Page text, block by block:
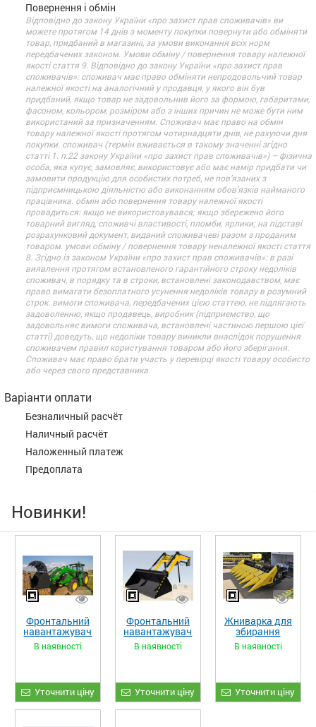
Повернення і обмін
Відповідно до закону України «про захист прав споживачів» ви
можете протягом 14 днів з моменту покупки повернути або обміняти
товар, придбаний в магазині, за умови виконання всіх норм
передбачених законом. Умови обміну / повернення товару належної
якості стаття 9. Відповідно до закону України «про захист прав
споживачів»: споживач має право обміняти непродовольчий товар
належної якості на аналогічний у продавця, у якого він був
придбаний, якщо товар не задовольнив його за формою, габаритами,
фасоном, кольором, розміром або з інших причин не може бути ним
використаний за призначенням. Споживач має право на обмін
товару належної якості протягом чотирнадцяти днів, не рахуючи дня
покупки. споживач (термін вживається в такому значенні згідно
статті 1. п.22 закону України «про захист прав споживачів») – фізична
особа, яка купує, замовляє, використовує або має намір придбати чи
замовити продукцію для особистих потреб, не пов’язаних з
підприємницькою діяльністю або виконанням обов’язків найманого
працівника. обмін або повернення товару належної якості
провадиться: якщо не використовувався; якщо збережено його
товарний вигляд, споживчі властивості, пломби, ярлики; на підставі
розрахунковий документ, виданий споживачеві разом з проданим
товаром. умови обміну / повернення товару неналежної якості стаття
8. Згідно із законом України «про захист прав споживачів»: в разі
виявлення протягом встановленого гарантійного строку недоліків
споживач, в порядку та в строки, встановлені законодавством, має
право вимагати безоплатного усунення недоліків товару в розумний
строк. вимоги споживача, передбачених цією статтею, не підлягають
задоволенню, якщо продавець, виробник (підприємство, що
задовольняє вимоги споживача, встановлені частиною першою цієї
статті) доведуть, що недоліки товару виникли внаслідок порушення
споживачем правил користування товаром або його зберігання.
Споживач має право брати участь у перевірці якості товару особисто
або через свого представника.
Варіанти оплати
Безналичный расчёт
Наличный расчёт
Наложенный платеж
Предоплата
Новинки!
Фронтальний
навантажувач
«STRONG XL»
В наявності
Уточнити ціну
Фронтальний
навантажувач
«STRONG»
В наявності
Уточнити ціну
Жниварка для
збирання
кукурудзи
ЖКИ-870
В наявності
Уточнити ціну